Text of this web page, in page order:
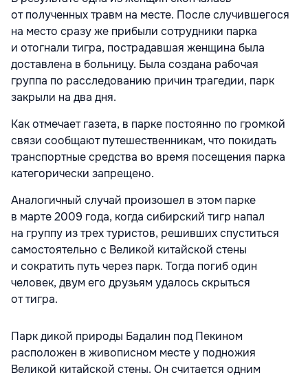
от полученных травм на месте. После случившегося
на место сразу же прибыли сотрудники парка
и отогнали тигра, пострадавшая женщина была
доставлена в больницу. Была создана рабочая
группа по расследованию причин трагедии, парк
закрыли на два дня.
Как отмечает газета, в парке постоянно по громкой
связи сообщают путешественникам, что покидать
транспортные средства во время посещения парка
категорически запрещено.
Аналогичный случай произошел в этом парке
в марте 2009 года, когда сибирский тигр напал
на группу из трех туристов, решивших спуститься
самостоятельно с Великой китайской стены
и сократить путь через парк. Тогда погиб один
человек, двум его друзьям удалось скрыться
от тигра.
Парк дикой природы Бадалин под Пекином
расположен в живописном месте у подножия
Великой китайской стены. Он считается одним